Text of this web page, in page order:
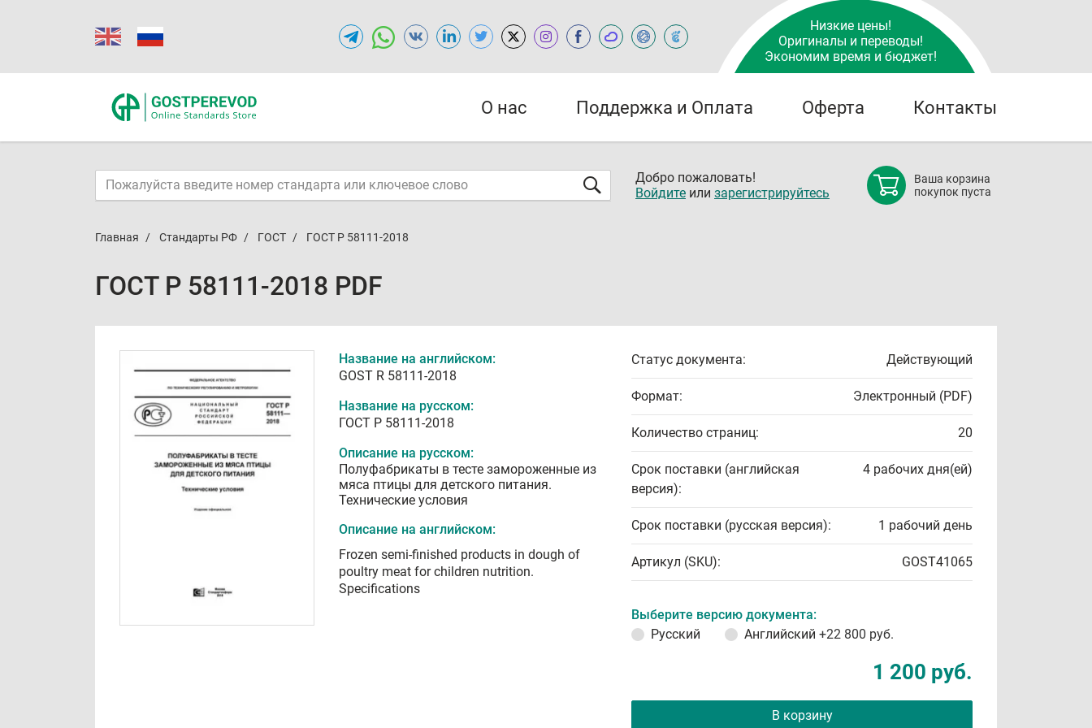
Низкие цены!
Оригиналы и переводы!
Экономим время и бюджет!
О нас Поддержка и Оплата Оферта Контакты
Добро пожаловать!
Войдите или зарегистрируйтесь
Ваша корзина
покупок пуста
Главная Стандарты РФ ГОСТ ГОСТ Р 58111-2018
ГОСТ Р 58111-2018 PDF
Название на английском:
GOST R 58111-2018
Название на русском:
ГОСТ Р 58111-2018
Описание на русском:
Полуфабрикаты в тесте замороженные из
мяса птицы для детского питания.
Технические условия
Описание на английском:
Frozen semi-finished products in dough of
poultry meat for children nutrition.
Specifications
Статус документа: Действующий
Формат: Электронный (PDF)
Количество страниц: 20
Срок поставки (английская
версия):
4 рабочих дня(ей)
Срок поставки (русская версия): 1 рабочий день
Артикул (SKU): GOST41065
Выберите версию документа:
Русский
Английский +22 800 руб.
1 200 руб.
В корзину